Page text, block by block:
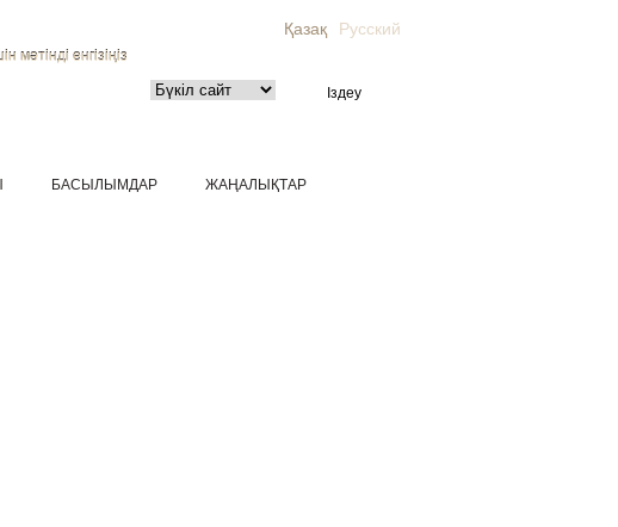
Қазақ Русский
мәтінді енгізіңіз
БАСЫЛЫМДАР ЖАҢАЛЫҚТАР